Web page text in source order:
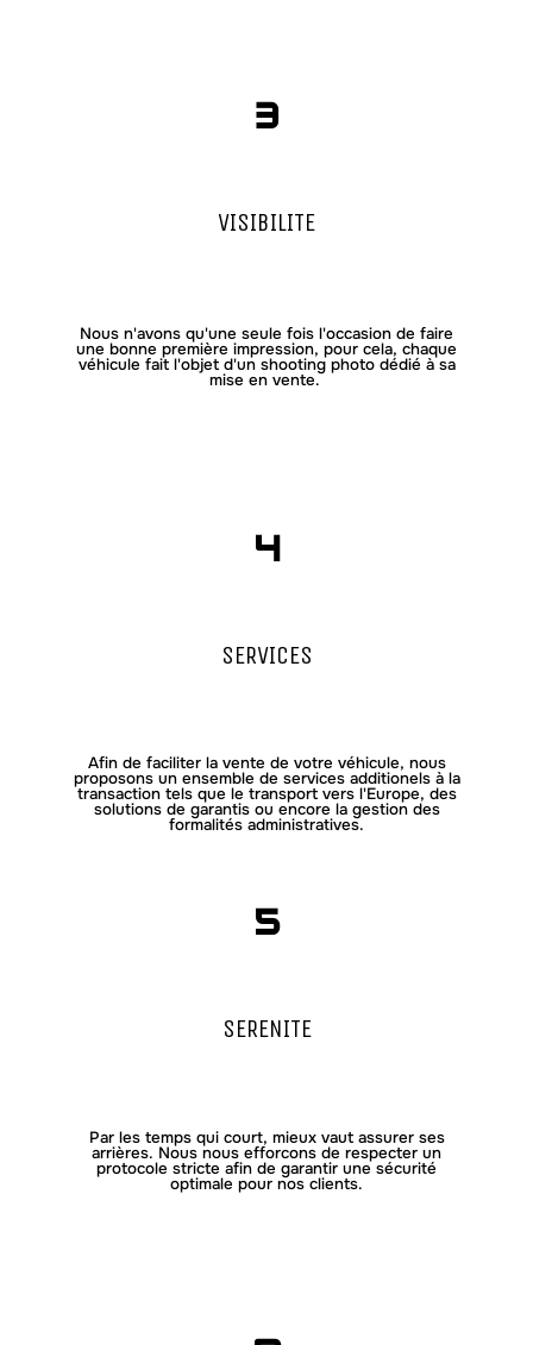
3
VISIBILITE
Nous n'avons qu'une seule fois l'occasion de faire
une bonne première impression, pour cela, chaque
véhicule fait l'objet d'un shooting photo dédié à sa
mise en vente.
4
SERVICES
Afin de faciliter la vente de votre véhicule, nous
proposons un ensemble de services additionels à la
transaction tels que le transport vers l'Europe, des
solutions de garantis ou encore la gestion des
formalités administratives.
5
SERENITE
Par les temps qui court, mieux vaut assurer ses
arrières. Nous nous efforcons de respecter un
protocole stricte afin de garantir une sécurité
optimale pour nos clients.